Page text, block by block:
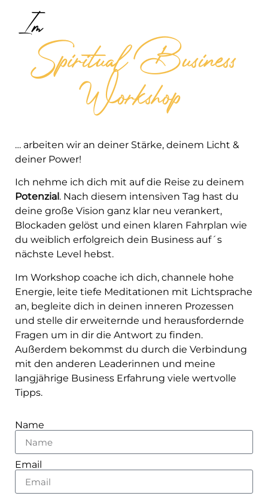
Im
Spiritual Business
Workshop
… arbeiten wir an deiner Stärke, deinem Licht &
deiner Power!
Ich nehme ich dich mit auf die Reise zu deinem
Potenzial . Nach diesem intensiven Tag hast du
deine große Vision ganz klar neu verankert,
Blockaden gelöst und einen klaren Fahrplan wie
du weiblich erfolgreich dein Business auf´s
nächste Level hebst.
Im Workshop coache ich dich, channele hohe
Energie, leite tiefe Meditationen mit Lichtsprache
an, begleite dich in deinen inneren Prozessen
und stelle dir erweiternde und herausfordernde
Fragen um in dir die Antwort zu finden.
Außerdem bekommst du durch die Verbindung
mit den anderen Leaderinnen und meine
langjährige Business Erfahrung viele wertvolle
Tipps.
Name
Email